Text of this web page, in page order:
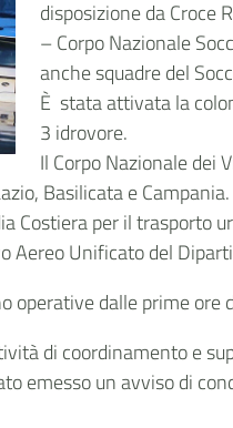
disposizione da Croce
– Corpo Nazionale
anche squadre del
È stata attivata la
3 idrovore.
Il Corpo Nazionale dei
Basilicata e Campania.
Costiera per il trasporto
Aereo Unificato del
operative dalle prime ore
di coordinamento e
emesso un avviso di